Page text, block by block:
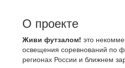
О проекте
Живи футзалом! это
освещения соревнований по
регионах России и ближнем